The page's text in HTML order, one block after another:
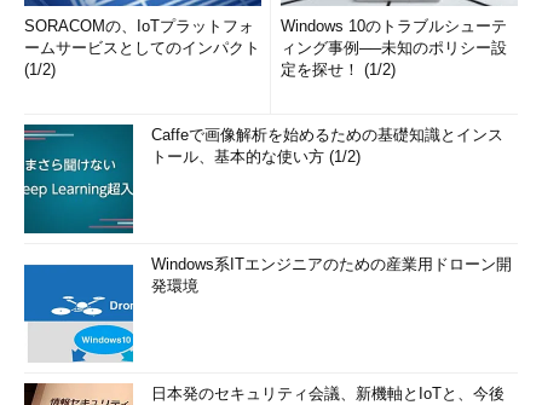
SORACOMの、IoTプラットフォ
ームサービスとしてのインパクト
(1/2)
Windows 10のトラブルシューテ
ィング事例──未知のポリシー設
定を探せ！ (1/2)
Caffeで画像解析を始めるための基礎知識とインス
トール、基本的な使い方 (1/2)
Windows系ITエンジニアのための産業用ドローン開
発環境
日本発のセキュリティ会議、新機軸とIoTと、今後